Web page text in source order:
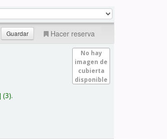
Hacer reserva
No hay
imagen de
cubierta
disponible
(3).